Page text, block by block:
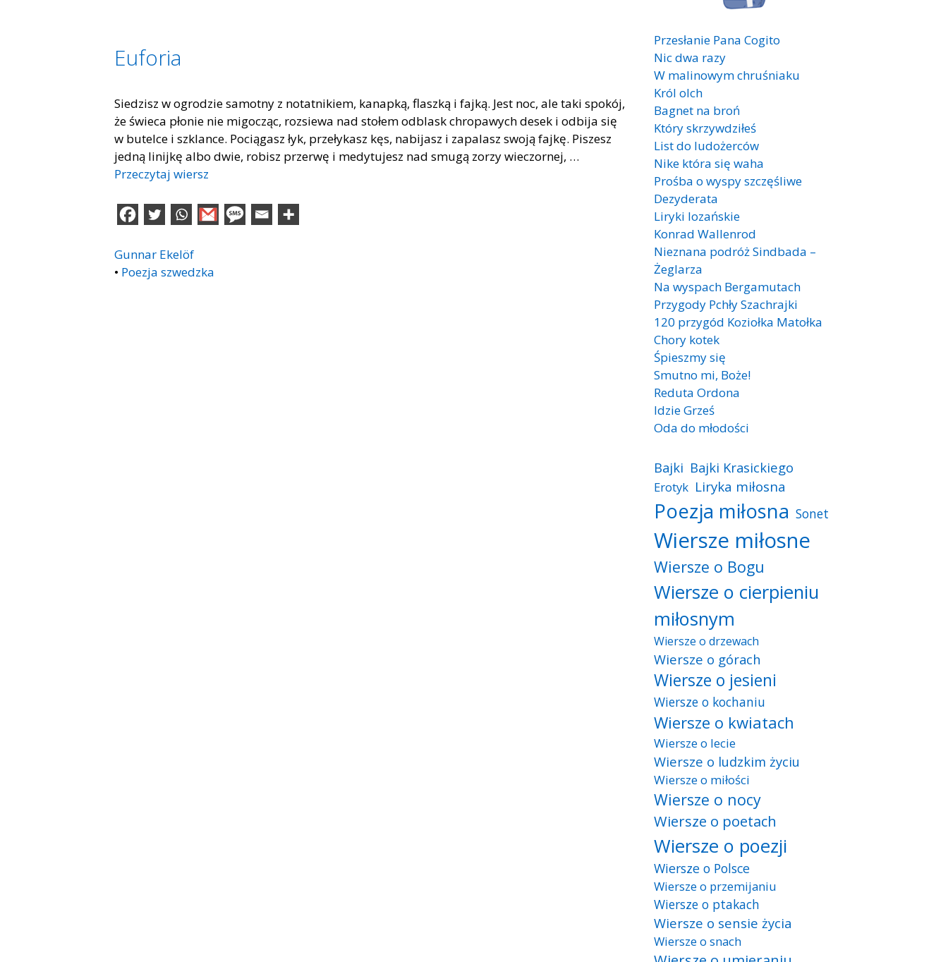
Euforia
Siedzisz w ogrodzie samotny z notatnikiem, kanapką, flaszką i fajką. Jest noc, ale taki spokój,
że świeca płonie nie migocząc, rozsiewa nad stołem odblask chropawych desek i odbija się
w butelce i szklance. Pociągasz łyk, przełykasz kęs, nabijasz i zapalasz swoją fajkę. Piszesz
jedną linijkę albo dwie, robisz przerwę i medytujesz nad smugą zorzy wieczornej, …
Przeczytaj wiersz
Gunnar Ekelöf
• Poezja szwedzka
Przesłanie Pana Cogito
Nic dwa razy
W malinowym chruśniaku
Król olch
Bagnet na broń
Który skrzywdziłeś
List do ludożerców
Nike która się waha
Prośba o wyspy szczęśliwe
Dezyderata
Liryki lozańskie
Konrad Wallenrod
Nieznana podróż Sindbada –
Żeglarza
Na wyspach Bergamutach
Przygody Pchły Szachrajki
120 przygód Koziołka Matołka
Chory kotek
Śpieszmy się
Smutno mi, Boże!
Reduta Ordona
Idzie Grześ
Oda do młodości
Bajki Bajki Krasickiego
Erotyk Liryka miłosna
Poezja miłosna Sonet
Wiersze miłosne
Wiersze o Bogu
Wiersze o cierpieniu
miłosnym
Wiersze o drzewach
Wiersze o górach
Wiersze o jesieni
Wiersze o kochaniu
Wiersze o kwiatach
Wiersze o lecie
Wiersze o ludzkim życiu
Wiersze o miłości
Wiersze o nocy
Wiersze o poetach
Wiersze o poezji
Wiersze o Polsce
Wiersze o przemijaniu
Wiersze o ptakach
Wiersze o sensie życia
Wiersze o snach